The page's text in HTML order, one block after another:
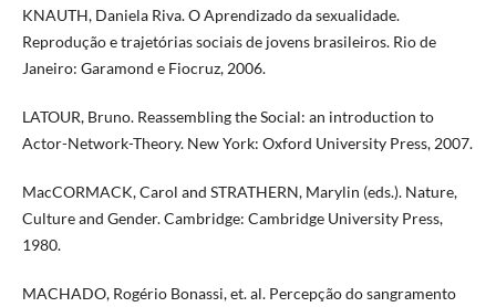
KNAUTH, Daniela Riva. O Aprendizado da sexualidade.
Reprodução e trajetórias sociais de jovens brasileiros. Rio de
Janeiro: Garamond e Fiocruz, 2006.
LATOUR, Bruno. Reassembling the Social: an introduction to
Actor-Network-Theory. New York: Oxford University Press, 2007.
MacCORMACK, Carol and STRATHERN, Marylin (eds.). Nature,
Culture and Gender. Cambridge: Cambridge University Press,
1980.
MACHADO, Rogério Bonassi, et. al. Percepção do sangramento